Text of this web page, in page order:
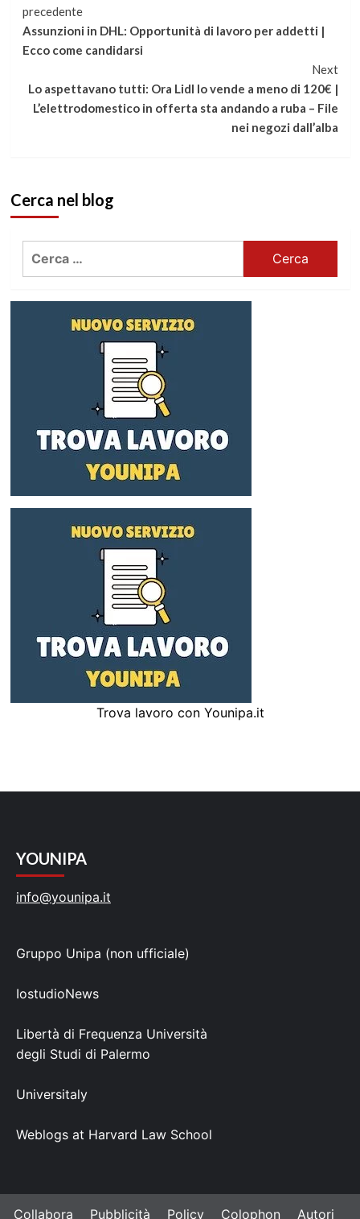
Continua
a
leggere
precedente
Assunzioni in DHL: Opportunità di lavoro per addetti |
Ecco come candidarsi
Next
Lo aspettavano tutti: Ora Lidl lo vende a meno di 120€ |
L’elettrodomestico in offerta sta andando a ruba – File
nei negozi dall’alba
Cerca nel blog
Trova lavoro con Younipa.it
YOUNIPA
info@younipa.it
Gruppo Unipa (non ufficiale)
IostudioNews
Libertà di Frequenza Università
degli Studi di Palermo
Universitaly
Weblogs at Harvard Law School
Collabora Pubblicità Policy Colophon Autori